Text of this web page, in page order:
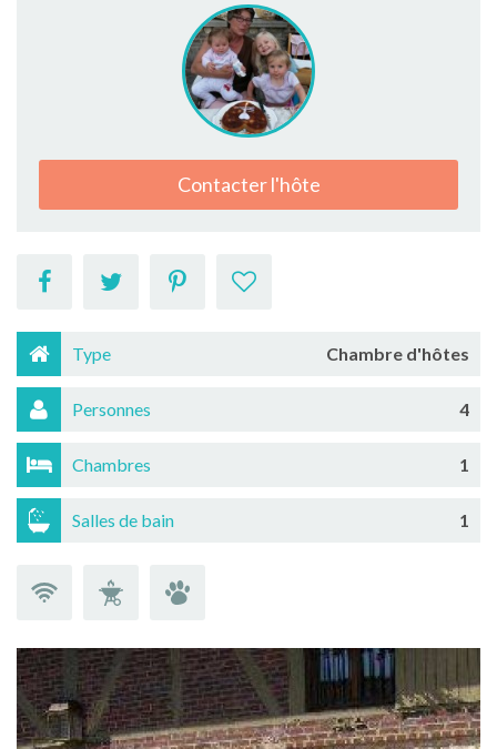
Contacter l'hôte
Type Chambre d'hôtes
Personnes 4
Chambres 1
Salles de bain 1